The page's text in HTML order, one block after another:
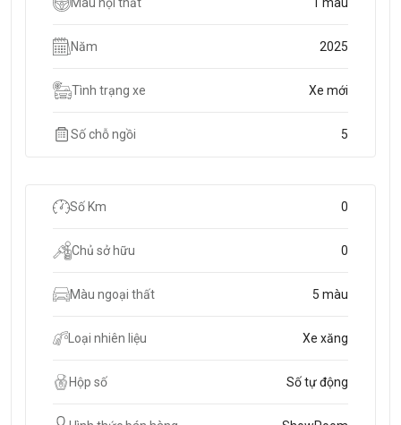
Năm 2025
Tình trạng xe Xe mới
Số chỗ ngồi 5
Số Km 0
Chủ sở hữu 0
Màu ngoại thất 5 màu
Loại nhiên liệu Xe xăng
Hộp số Số tự động